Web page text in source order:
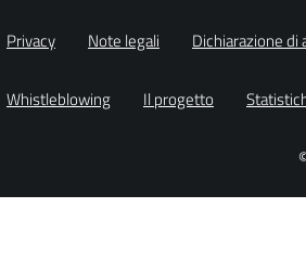
Privacy Note legali Dichiarazione di
Whistleblowing Il progetto